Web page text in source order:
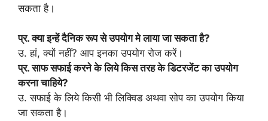
सकता है।
प्र. क्या इन्हें दैनिक रूप से उपयोग मे लाया जा सकता है?
उ. हां, क्यों नहीं? आप इनका उपयोग रोज करें।
प्र. साफ सफाई करने के लिये किस तरह के डिटरजेंट का उपयोग
करना चाहिये?
उ. सफाई के लिये किसी भी लिक्विड अथवा सोप का उपयोग किया
जा सकता है।